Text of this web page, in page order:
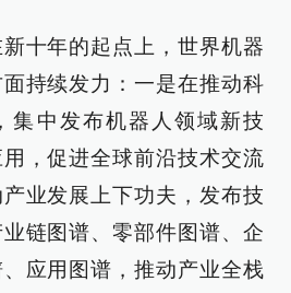
十年的起点上，世界机器
持续发力：一是在推动科
集中发布机器人领域新技
，促进全球前沿技术交流
业发展上下功夫，发布技
链图谱、零部件图谱、企
应用图谱，推动产业全栈